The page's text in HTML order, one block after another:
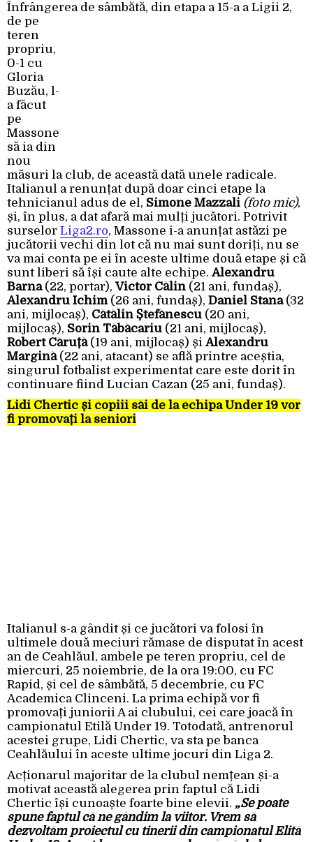
Înfrângerea de sâmbătă, din etapa a 15-a a Ligii 2,
de pe
teren
propriu,
0-1 cu
Gloria
Buzău, l-
a făcut
pe
Massone
să ia din
nou
măsuri la club, de această dată unele radicale.
Italianul a renunțat după doar cinci etape la
tehnicianul adus de el, Simone Mazzali (foto mic),
și, în plus, a dat afară mai mulți jucători. Potrivit
surselor Liga2.ro, Massone i-a anunțat astăzi pe
jucătorii vechi din lot că nu mai sunt doriți, nu se
va mai conta pe ei în aceste ultime două etape și că
sunt liberi să își caute alte echipe.Alexandru
Barna(22, portar),Victor Călin (21 ani, fundaș),
Alexandru Ichim(26 ani, fundaș), Daniel Stana(32
ani, mijlocaș), Cătălin Ștefănescu (20 ani,
mijlocaș), Sorin Tăbăcariu (21 ani, mijlocaș),
Robert Căruță (19 ani, mijlocaș) șiAlexandru
Margină(22 ani, atacant) se află printre aceștia,
singurul fotbalist experimentat care este dorit în
continuare fiind Lucian Cazan (25 ani, fundaș).
Lidi Chertic și copiii săi de la echipa Under 19 vor
fi promovați la seniori
Italianul s-a gândit și ce jucători va folosi în
ultimele două meciuri rămase de disputat în acest
an de Ceahlăul, ambele pe teren propriu, cel de
miercuri, 25 noiembrie, de la ora 19:00, cu FC
Rapid, și cel de sâmbătă, 5 decembrie, cu FC
Academica Clinceni. La prima echipă vor fi
promovați juniorii A ai clubului, cei care joacă în
campionatul Etilă Under 19. Totodată, antrenorul
acestei grupe, Lidi Chertic, va sta pe banca
Ceahlăului în aceste ultime jocuri din Liga 2.
Acționarul majoritar de la clubul nemțean și-a
motivat această alegerea prin faptul că Lidi
Chertic își cunoaște foarte bine elevii. „Se poate
spune faptul că ne gândim la viitor. Vrem să
dezvoltăm proiectul cu tinerii din campionatul Elită